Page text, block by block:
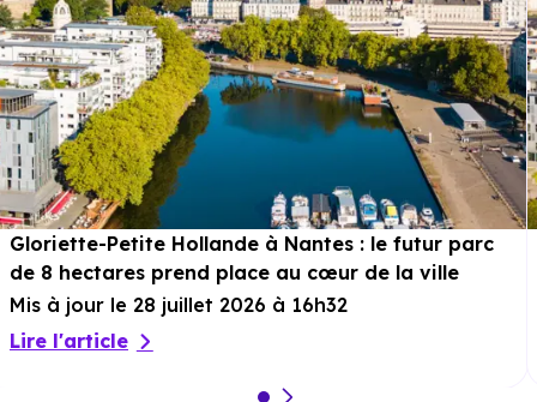
Gloriette-Petite Hollande à Nantes : le futur parc
de 8 hectares prend place au cœur de la ville
Mis à jour le 28 juillet 2026 à 16h32
Lire l'article